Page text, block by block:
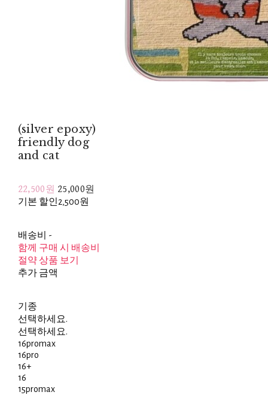
(silver epoxy)
friendly dog
and cat
22,500원 25,000원
기본 할인 2,500원
배송비 -
함께 구매 시 배송비
절약 상품 보기
추가 금액
기종
선택하세요.
선택하세요.
16promax
16pro
16+
16
15promax